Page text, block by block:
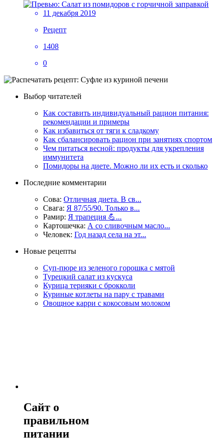
11 декабря 2019
Рецепт
1408
0
Выбор читателей
Как составить индивидуальный рацион питания:
рекомендации и примеры
Как избавиться от тяги к сладкому
Как сбалансировать рацион при занятиях спортом
Чем питаться весной: продукты для укрепления
иммунитета
Помидоры на диете. Можно ли их есть и сколько
Последние комментарии
Сова: Отличная диета. В св...
Свага: Я 87/55/90. Только в...
Рамир: Я трапеция 💪...
Картошечка: А со сливочным масло...
Человек: Год назад села на эт...
Новые рецепты
Суп-пюре из зеленого горошка с мятой
Турецкий салат из кускуса
Курица терияки с брокколи
Куриные котлеты на пару с травами
Овощное карри с кокосовым молоком
Сайт о
правильном
питании